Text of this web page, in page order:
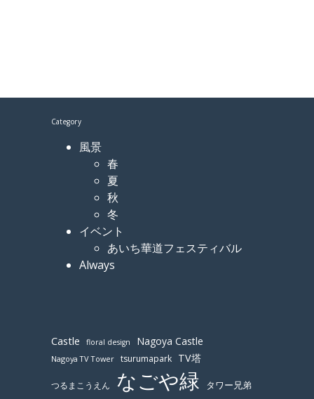
Category
風景
春
夏
秋
冬
イベント
あいち華道フェスティバル
Always
Castle floral design Nagoya Castle
Nagoya TV Tower tsurumapark TV塔
つるまこうえん なごや緑 タワー兄弟